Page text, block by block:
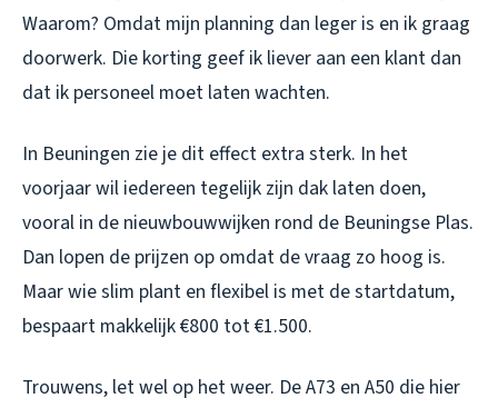
Waarom? Omdat mijn planning dan leger is en ik graag
doorwerk. Die korting geef ik liever aan een klant dan
dat ik personeel moet laten wachten.
In Beuningen zie je dit effect extra sterk. In het
voorjaar wil iedereen tegelijk zijn dak laten doen,
vooral in de nieuwbouwwijken rond de Beuningse Plas.
Dan lopen de prijzen op omdat de vraag zo hoog is.
Maar wie slim plant en flexibel is met de startdatum,
bespaart makkelijk €800 tot €1.500.
Trouwens, let wel op het weer. De A73 en A50 die hier